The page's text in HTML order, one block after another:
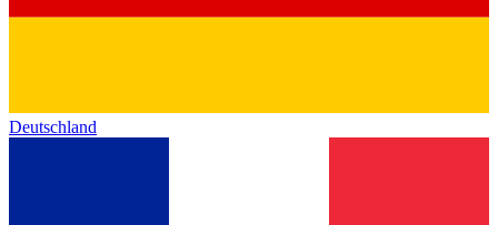
Deutschland